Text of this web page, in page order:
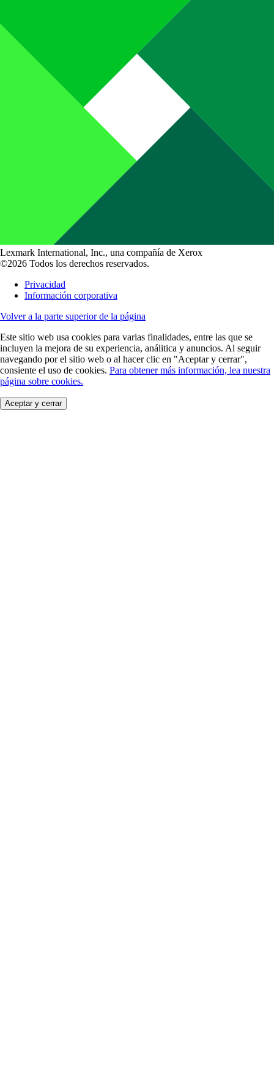
Lexmark International, Inc., una compañía de Xerox
©2026 Todos los derechos reservados.
Privacidad
Información corporativa
Volver a la parte superior de la página
Este sitio web usa cookies para varias finalidades, entre las que se
incluyen la mejora de su experiencia, análitica y anuncios. Al seguir
navegando por el sitio web o al hacer clic en "Aceptar y cerrar",
consiente el uso de cookies. Para obtener más información, lea nuestra
página sobre cookies.
Aceptar y cerrar